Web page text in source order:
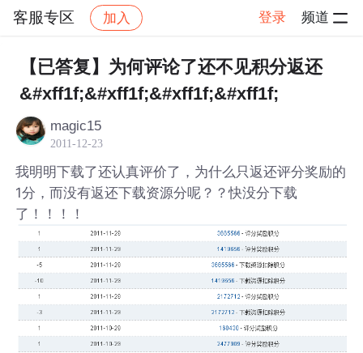
客服专区 加入 登录 频道
社区 客服专区 帖子详情
【已答复】为何评论了还不见积分返还
&#xff1f;&#xff1f;&#xff1f;&#xff1f;
magic15
2011-12-23
我明明下载了还认真评价了，为什么只返还评分奖励的
1分，而没有返还下载资源分呢？？快没分下载
了！！！！